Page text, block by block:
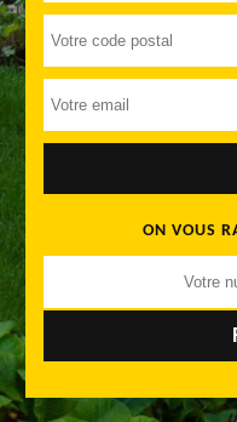
ON VOUS